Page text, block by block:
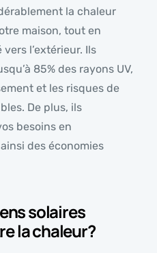
la chaleur
maison, tout en
l’extérieur. Ils
85% des rayons UV,
et les risques de
De plus, ils
besoins en
des économies
solaires
la chaleur?